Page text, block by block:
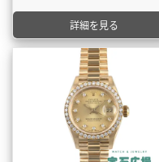
詳細を見る